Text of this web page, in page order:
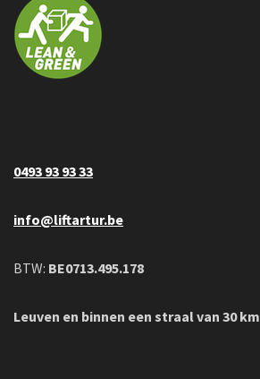
0493 93 93 33
info@liftartur.be
BTW: BE0713.495.178
Leuven en binnen een straal van 30 km